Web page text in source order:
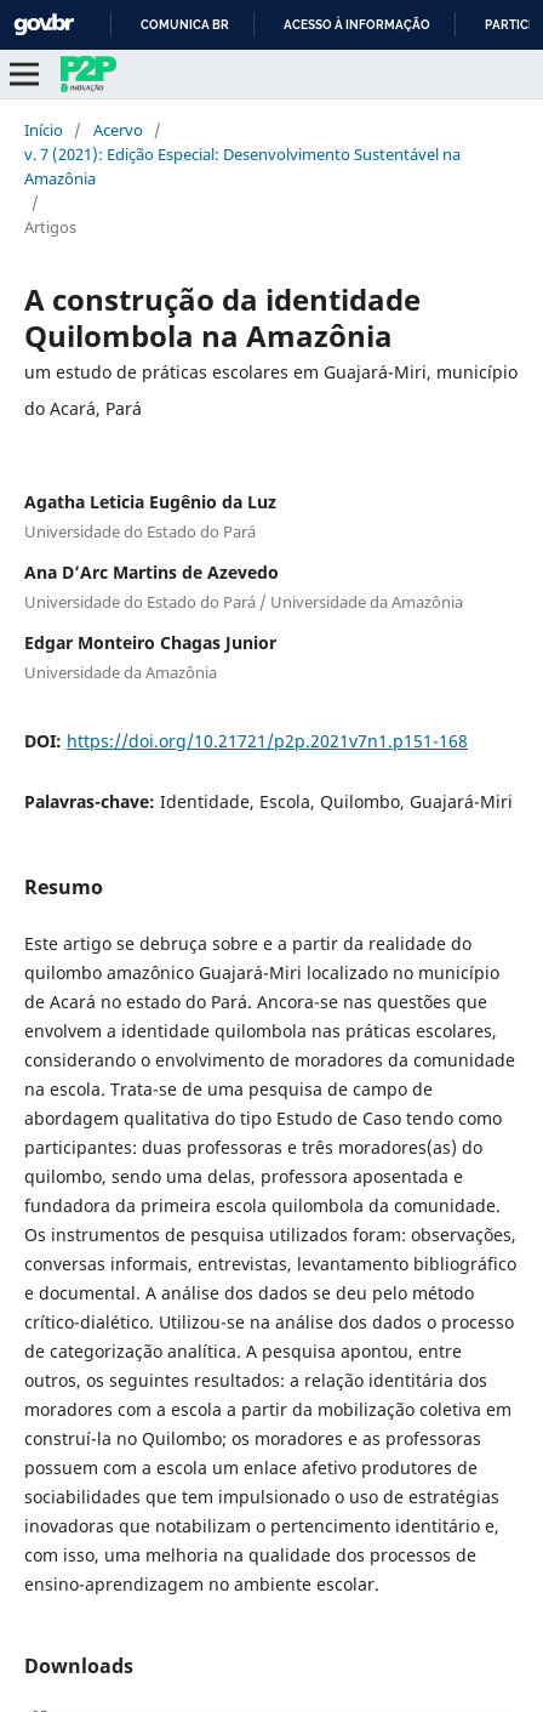
COMUNICA BR ACESSO À INFORMAÇÃO
Início / Acervo /
v. 7 (2021): Edição Especial: Desenvolvimento Sustentável na
Amazônia
/
Artigos
A construção da identidade
Quilombola na Amazônia
um estudo de práticas escolares em Guajará-Miri, município
do Acará, Pará
Agatha Leticia Eugênio da Luz
Universidade do Estado do Pará
Ana D’Arc Martins de Azevedo
Universidade do Estado do Pará / Universidade da Amazônia
Edgar Monteiro Chagas Junior
Universidade da Amazônia
DOI: https://doi.org/10.21721/p2p.2021v7n1.p151-168
Palavras-chave: Identidade, Escola, Quilombo, Guajará-Miri
Resumo
Este artigo se debruça sobre e a partir da realidade do
quilombo amazônico Guajará-Miri localizado no município
de Acará no estado do Pará. Ancora-se nas questões que
envolvem a identidade quilombola nas práticas escolares,
considerando o envolvimento de moradores da comunidade
na escola. Trata-se de uma pesquisa de campo de
abordagem qualitativa do tipo Estudo de Caso tendo como
participantes: duas professoras e três moradores(as) do
quilombo, sendo uma delas, professora aposentada e
fundadora da primeira escola quilombola da comunidade.
Os instrumentos de pesquisa utilizados foram: observações,
conversas informais, entrevistas, levantamento bibliográfico
e documental. A análise dos dados se deu pelo método
crítico-dialético. Utilizou-se na análise dos dados o processo
de categorização analítica. A pesquisa apontou, entre
outros, os seguintes resultados: a relação identitária dos
moradores com a escola a partir da mobilização coletiva em
construí-la no Quilombo; os moradores e as professoras
possuem com a escola um enlace afetivo produtores de
sociabilidades que tem impulsionado o uso de estratégias
inovadoras que notabilizam o pertencimento identitário e,
com isso, uma melhoria na qualidade dos processos de
ensino-aprendizagem no ambiente escolar.
Downloads